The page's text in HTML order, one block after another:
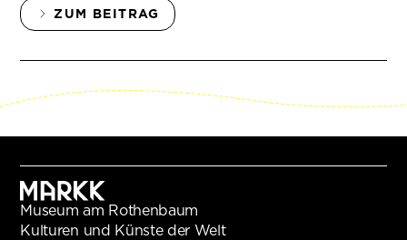
ZUM BEITRAG
Museum am Rothenbaum
Kulturen und Künste der Welt